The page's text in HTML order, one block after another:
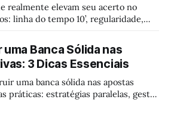
realmente elevam seu acerto no
linha do tempo 10’, regularidade,
estatísticas-chave e estratégias no
Banca Sólida nas
3 Dicas Essenciais
uma banca sólida nas apostas
práticas: estratégias paralelas, gestão
de múltiplas. Cresça sua banca de
erros que fazem apostadores